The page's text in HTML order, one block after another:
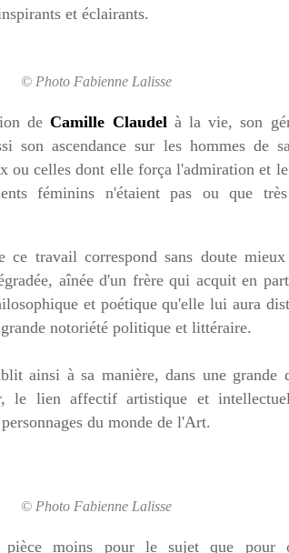
et éclairants.
© Photo Fabienne Lalisse
deCamille Claudelà la vie, son
son ascendance sur les hommes de
ou celles dont elle força l'admiration et
féminins n'étaient pas ou que très
travail correspond sans doute
aînée d'un frère qui acquit en
et poétique qu'elle lui aura
notoriété politique et littéraire.
ainsi à sa manière, dans une grande
le lien affectif artistique et
du monde de l'Art.
© Photo Fabienne Lalisse
moins pour le sujet que pour